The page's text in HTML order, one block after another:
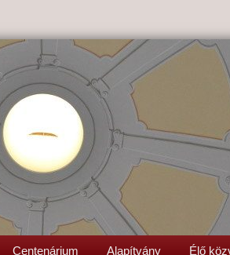
Centenárium Alapítvány Élő